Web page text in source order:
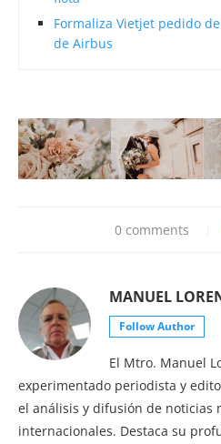
Formaliza Vietjet pedido
de Airbus
0 comments
MANUEL
Follow Author
El Mtro. Manuel
experimentado periodista y
el análisis y difusión de noticias
internacionales. Destaca su